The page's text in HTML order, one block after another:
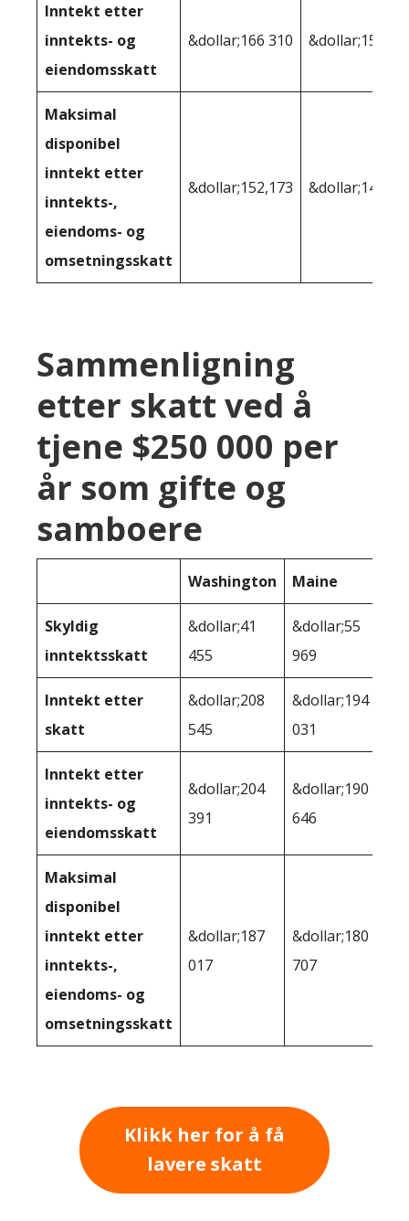
Inntekt etter
inntekts- og
eiendomsskatt
&dollar;166 310
Maksimal
disponibel
inntekt etter
inntekts-,
eiendoms- og
omsetningsskatt
&dollar;152,173 &dollar;148
Sammenligning
etter skatt ved å
tjene $250 000 per
år som gifte og
samboere
Washington Maine
Skyldig
inntektsskatt
&dollar;41
455
&dollar;55
969
Inntekt etter
skatt
&dollar;208
545
&dollar;194
031
Inntekt etter
inntekts- og
eiendomsskatt
&dollar;204
391
&dollar;190
646
Maksimal
disponibel
inntekt etter
inntekts-,
eiendoms- og
omsetningsskatt
&dollar;187
017
&dollar;180
707
Klikk her for å få
lavere skatt